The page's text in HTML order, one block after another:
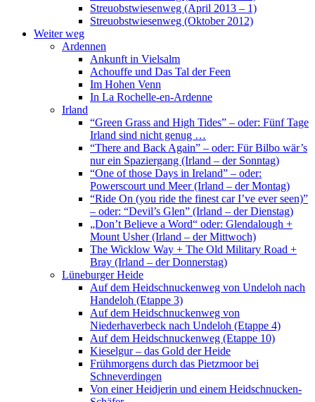
Streuobstwiesenweg (April 2013 – 1)
Streuobstwiesenweg (Oktober 2012)
Weiter weg
Ardennen
Ankunft in Vielsalm
Achouffe und Das Tal der Feen
Im Hohen Venn
In La Rochelle-en-Ardenne
Irland
“Green Grass and High Tides” – oder: Fünf Tage
Irland sind nicht genug …
“There and Back Again” – oder: Für Bilbo wär’s
nur ein Spaziergang (Irland – der Sonntag)
“One of those Days in Ireland” – oder:
Powerscourt und Meer (Irland – der Montag)
“Ride On (you ride the finest car I’ve ever seen)”
– oder: “Devil’s Glen” (Irland – der Dienstag)
„Don’t Believe a Word“ oder: Glendalough +
Mount Usher (Irland – der Mittwoch)
The Wicklow Way + The Old Military Road +
Bray (Irland – der Donnerstag)
Lüneburger Heide
Auf dem Heidschnuckenweg von Undeloh nach
Handeloh (Etappe 3)
Auf dem Heidschnuckenweg von
Niederhaverbeck nach Undeloh (Etappe 4)
Auf dem Heidschnuckenweg (Etappe 10)
Kieselgur – das Gold der Heide
Frühmorgens durch das Pietzmoor bei
Schneverdingen
Von einer Heidjerin und einem Heidschnucken-